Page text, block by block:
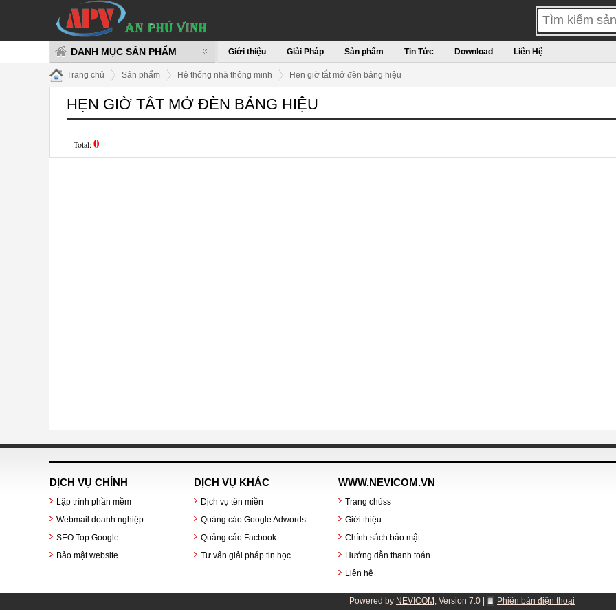
DANH MỤC SẢN PHẨM Giới thiệu Giải Pháp Sản phẩm Tin Tức Download Liên Hệ
Trang chủ Sản phẩm Hệ thống nhà thông minh Hẹn giờ tắt mở đèn bảng hiệu
HẸN GIỜ TẮT MỞ ĐÈN BẢNG HIỆU
Total:0
DỊCH VỤ CHÍNH
Lập trình phần mềm
Webmail doanh nghiệp
SEO Top Google
Bảo mật website
DỊCH VỤ KHÁC
Dịch vụ tên miền
Quảng cáo Google Adwords
Quảng cáo Facbook
Tư vấn giải pháp tin học
WWW.NEVICOM.VN
Trang chủss
Giới thiệu
Chính sách bảo mật
Hướng dẫn thanh toán
Liên hệ
Powered by NEVICOM , Version 7.0 Phiên bản điện thoại